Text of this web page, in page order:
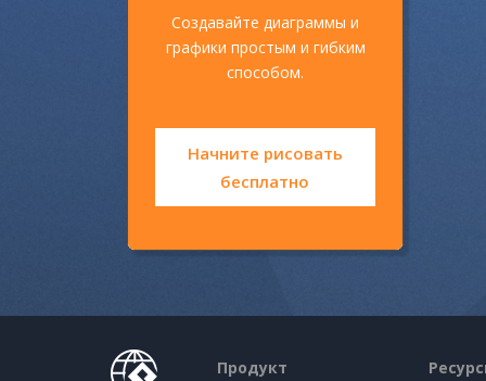
Создавайте диаграммы и
графики простым и гибким
способом.
Начните рисовать
бесплатно
Продукт